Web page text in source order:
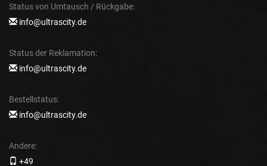
Status von Umtausch / Rückgabe:
info@ultrascity.de
Status der Reklamation:
info@ultrascity.de
Bestellstatus:
info@ultrascity.de
Andere:
+49